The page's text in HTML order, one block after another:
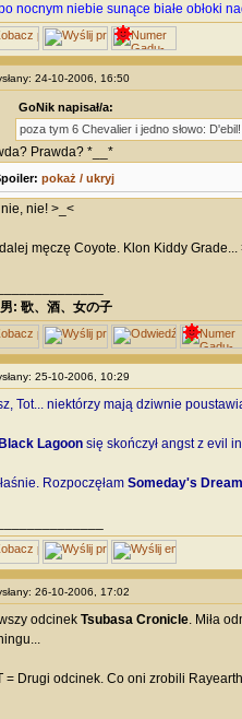
nocnym niebie sunące białe obłoki
24-10-2006, 16:50
GoNik napisał/a:
poza tym 6 Chevalier i jedno słowo:
Prawda? *__*
pokaż / ukryj
nie! >_<
męczę Coyote. Klon Kiddy Grade...
男: 歌、酒、女の子 DRM:
25-10-2006, 10:29
Tot... niektórzy mają dziwnie
Black Lagoonsię skończył angst z evil
Rozpoczęłam Someday's
26-10-2006, 17:02
odcinek Tsubasa Cronicle. Miła
= Drugi odcinek. Co oni zrobili